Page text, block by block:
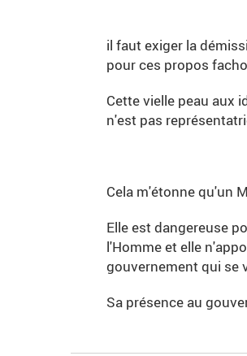
il faut exiger la
pour ces propos
Cette vielle peau aux
n'est pas
Cela m'étonne qu'un
Elle est dangereuse
l'Homme et elle
gouvernement qui se
Sa présence au